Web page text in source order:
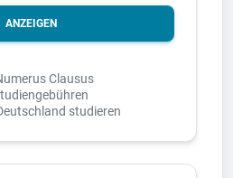
ANZEIGEN
Clausus
studieren